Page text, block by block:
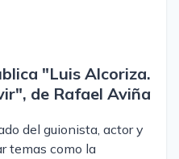
"Luis Alcoriza.
de Rafael Aviña
del guionista, actor y
temas como la